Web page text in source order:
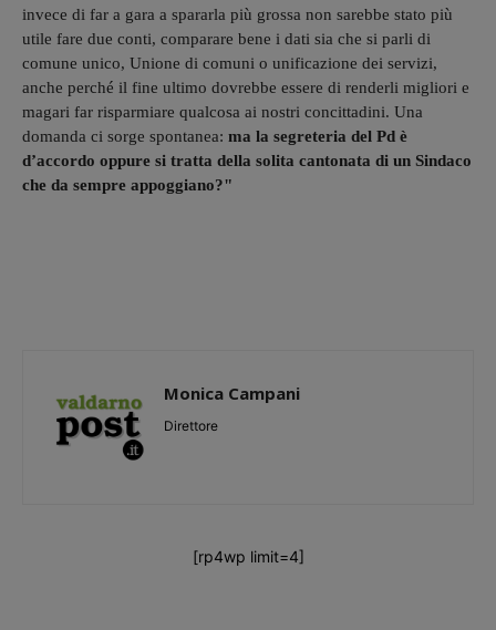
invece di far a gara a spararla più grossa non sarebbe stato più
utile fare due conti, comparare bene i dati sia che si parli di
comune unico, Unione di comuni o unificazione dei servizi,
anche perché il fine ultimo dovrebbe essere di renderli migliori e
magari far risparmiare qualcosa ai nostri concittadini. Una
domanda ci sorge spontanea: ma la segreteria del Pd è
d’accordo oppure si tratta della solita cantonata di un Sindaco
che da sempre appoggiano?"
Monica Campani
Direttore
[rp4wp limit=4]